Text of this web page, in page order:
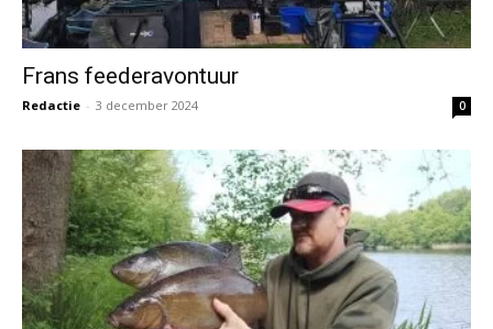
Frans feederavontuur
Redactie - 3 december 2024 0